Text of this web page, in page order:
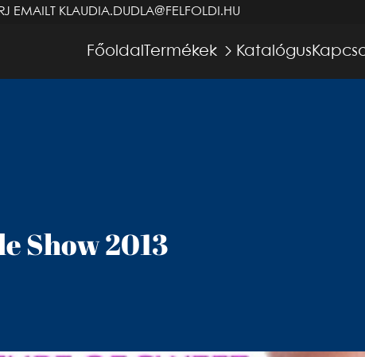
EMAILT KLAUDIA.DUDLA@FELFOLDI.HU
Főoldal Termékek Katalógus
Show 2013